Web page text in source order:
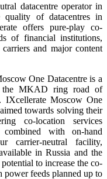
datacentre operator in
of datacentres in
offers pure-play co-
of financial institutions,
and major content
One Datacentre is a
the MKAD ring road of
IXcellerate Moscow One
towards solving their
co-location services
with on-hand
carrier-neutral facility,
in Russia and the
to increase the co-
power feeds planned up to